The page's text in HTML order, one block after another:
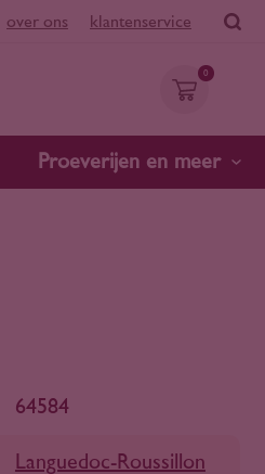
over ons klantenservice
0
Proeverijen en meer
64584
Languedoc-Roussillon